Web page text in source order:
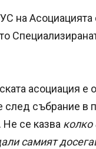
на
асоциация е
събрание в
се казва колко
самият